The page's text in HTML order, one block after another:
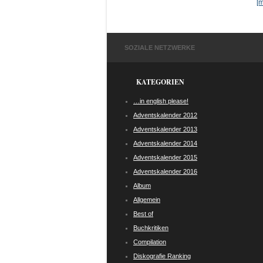
SOZIALE NETZWERKE
KATEGORIEN
…in english please!
Adventskalender 2012
Adventskalender 2013
Adventskalender 2014
Adventskalender 2015
Adventskalender 2016
Album
Allgemein
Best of
Buchkritiken
Compilation
Diskografie Ranking